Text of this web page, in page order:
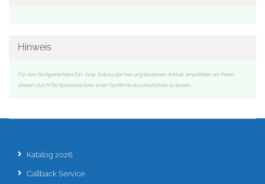
Hinweis
Für den fachgerechten Ein- bzw. Anbau der hier angebotenen Artikel, empfehlen wir Ihnen
diesen durch Fachpersonal bzw. einer Fachfirma durchzuführen zu lassen.
Katalog 2026
Callback Service